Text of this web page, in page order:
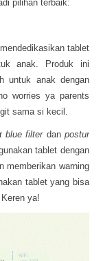
pilihan terbaik:
tablet
anak. Produk ini
untuk anak dengan
worries ya parents
sama si kecil.
blue filterdanpostur
tablet dengan
memberikan warning
tablet yang bisa
ya!